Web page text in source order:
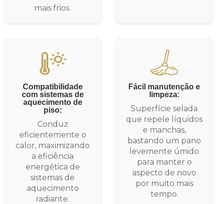
mais frios.
Compatibilidade
com sistemas de
aquecimento de
piso:
Conduz
eficientemente o
calor, maximizando
a eficiência
energética de
sistemas de
aquecimento
radiante.
Fácil manutenção e
limpeza:
Superfície selada
que repele líquidos
e manchas,
bastando um pano
levemente úmido
para manter o
aspecto de novo
por muito mais
tempo.